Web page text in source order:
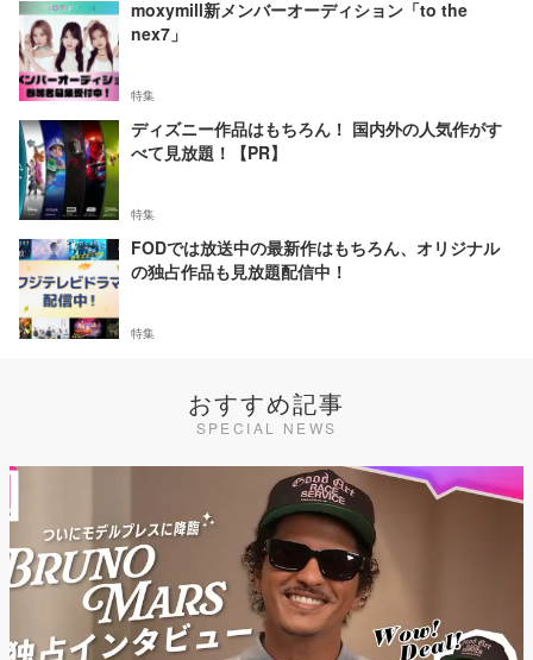
moxymill新メンバーオーディション「to the
nex7」
特集
ディズニー作品はもちろん！ 国内外の人気作がす
べて見放題！【PR】
特集
FODでは放送中の最新作はもちろん、オリジナル
の独占作品も見放題配信中！
特集
おすすめ記事
SPECIAL NEWS